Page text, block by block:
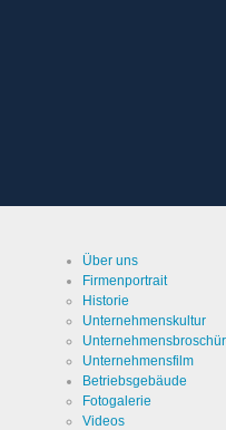
Über uns
Firmenportrait
Historie
Unternehmenskultur
Unternehmensfilm
Betriebsgebäude
Fotogalerie
Videos